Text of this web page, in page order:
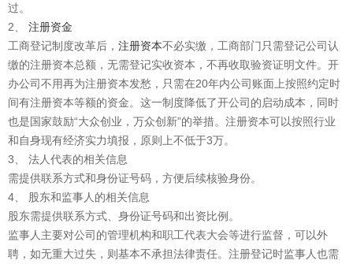
过。
2、 注册资金
工商登记制度改革后， 注册资本不必实缴，工商部门只需登记公司认
缴的注册资本总额，无需登记实收资本，不再收取验资证明文件。开
办公司不用再为注册资本发愁，只需在20年内公司账面上按照约定时
间有注册资本等额的资金。这一制度降低了开公司的启动成本，同时
也是国家鼓励“大众创业，万众创新”的举措。注册资本可以按照行业
和自身现有经济实力填报，原则上不低于3万。
3、 法人代表的相关信息
需提供联系方式和身份证号码，方便后续核验身份。
4、 股东和监事人的相关信息
股东需提供联系方式、身份证号码和出资比例。
监事人主要对公司的管理机构和职工代表大会等进行监督，可以外
聘，如无重大过失，则基本不承担法律责任。注册登记时监事人也需